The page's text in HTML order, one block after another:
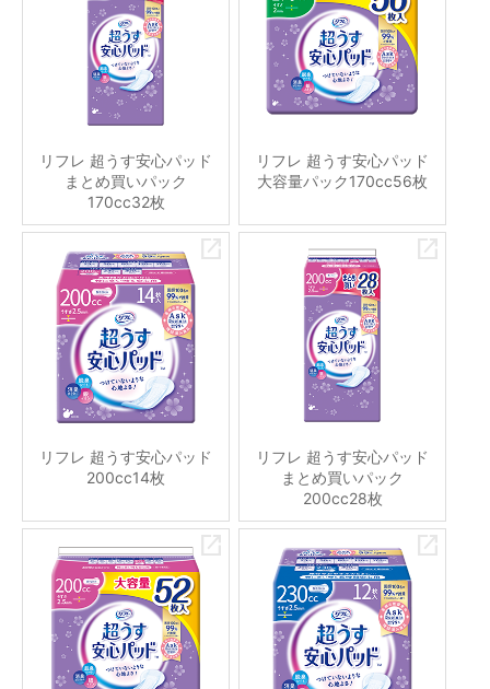
リフレ 超うす安心パッド
まとめ買いパック
170cc32枚
リフレ 超うす安心パッド
大容量パック170cc56枚
リフレ 超うす安心パッド
200cc14枚
リフレ 超うす安心パッド
まとめ買いパック
200cc28枚